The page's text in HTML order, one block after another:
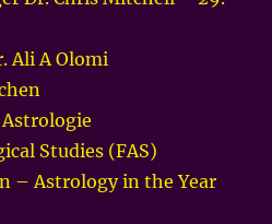
Ali A Olomi
Studies (FAS)
– Astrology in the Year